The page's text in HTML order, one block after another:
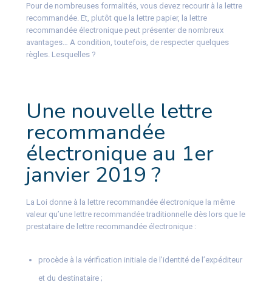
Pour de nombreuses formalités, vous devez recourir à la lettre
recommandée. Et, plutôt que la lettre papier, la lettre
recommandée électronique peut présenter de nombreux
avantages… A condition, toutefois, de respecter quelques
règles. Lesquelles ?
Une nouvelle lettre
recommandée
électronique au 1er
janvier 2019 ?
La Loi donne à la lettre recommandée électronique la même
valeur qu’une lettre recommandée traditionnelle dès lors que le
prestataire de lettre recommandée électronique :
procède à la vérification initiale de l’identité de l’expéditeur
et du destinataire ;